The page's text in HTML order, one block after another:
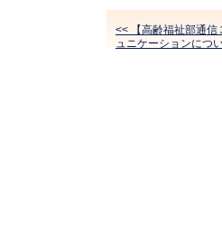
<< 【高齢福祉部通信
ュニケーションにつ